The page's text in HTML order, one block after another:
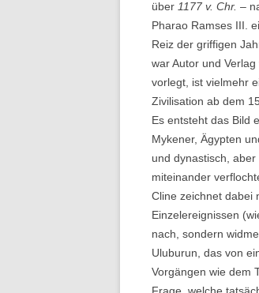
über 1177 v. Chr. –
Pharao Ramses III.
Reiz der griffigen
war Autor und
vorlegt, ist vielmehr
Zivilisation ab dem
Es entsteht das Bild
Mykener, Ägypten
und dynastisch,
miteinander
Cline zeichnet dabei
Einzelereignissen
nach, sondern
Uluburun, das von
Vorgängen wie dem